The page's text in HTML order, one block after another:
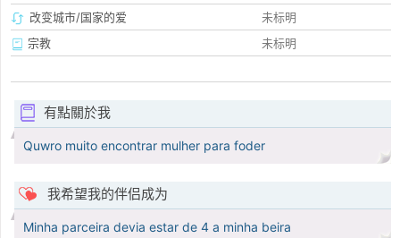
改变城市/国家的爱
未标明
宗教
未标明
有點關於我
Quwro muito encontrar mulher para foder
我希望我的伴侣成为
Minha parceira devia estar de 4 a minha beira